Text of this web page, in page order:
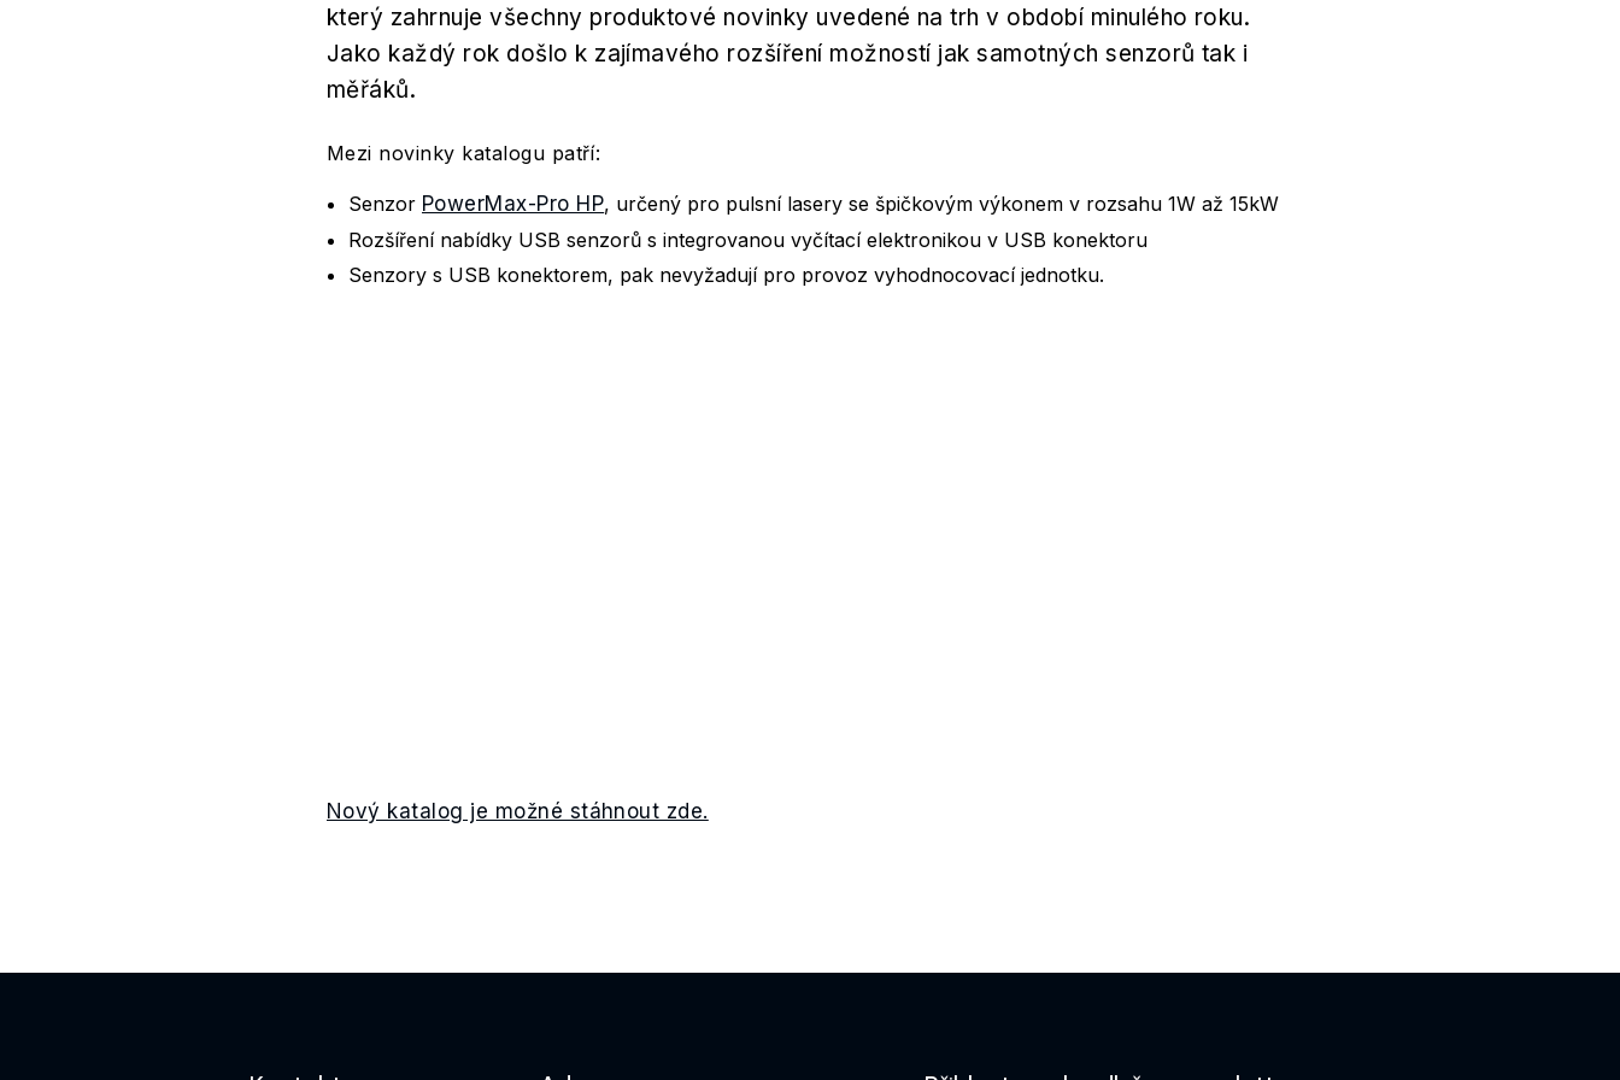
který zahrnuje všechny produktové novinky uvedené na trh v období minulého roku.
Jako každý rok došlo k zajímavého rozšíření možností jak samotných senzorů tak i
měřáků.
Mezi novinky katalogu patří:
Senzor PowerMax-Pro HP, určený pro pulsní lasery se špičkovým výkonem v rozsahu 1W až 15kW
Rozšíření nabídky USB senzorů s integrovanou vyčítací elektronikou v USB konektoru
Senzory s USB konektorem, pak nevyžadují pro provoz vyhodnocovací jednotku.
Nový katalog je možné stáhnout zde.